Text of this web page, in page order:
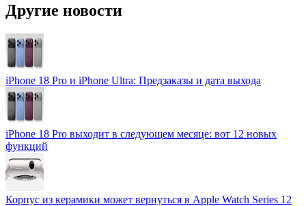
Другие новости
iPhone 18 Pro и iPhone Ultra: Предзаказы и дата выхода
iPhone 18 Pro выходит в следующем месяце: вот 12 новых
функций
Корпус из керамики может вернуться в Apple Watch Series 12